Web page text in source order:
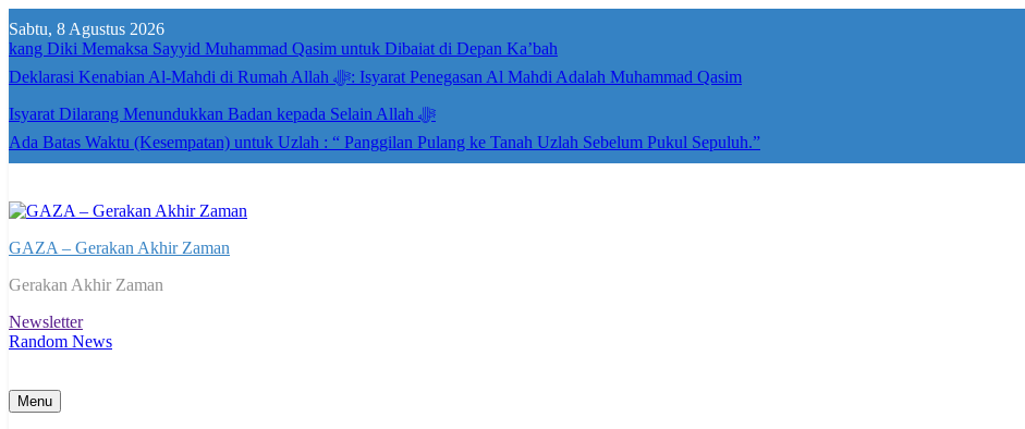
to
content
Sabtu, 8 Agustus 2026
kang Diki Memaksa Sayyid Muhammad Qasim untuk Dibaiat di Depan Ka’bah
Deklarasi Kenabian Al-Mahdi di Rumah Allah ﷻ: Isyarat Penegasan Al Mahdi Adalah Muhammad Qasim
Isyarat Dilarang Menundukkan Badan kepada Selain Allah ﷻ
Ada Batas Waktu (Kesempatan) untuk Uzlah : “ Panggilan Pulang ke Tanah Uzlah Sebelum Pukul Sepuluh.”
GAZA – Gerakan Akhir Zaman
Gerakan Akhir Zaman
Newsletter
Random News
Menu